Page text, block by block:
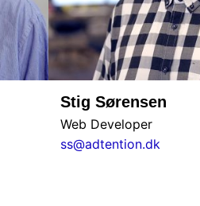
Stig Sørensen
Web Developer
ss@adtention.dk